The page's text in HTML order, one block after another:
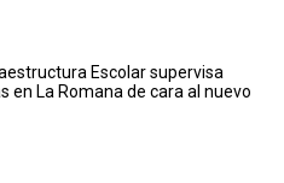
Escolar supervisa
en La Romana de cara al nuevo